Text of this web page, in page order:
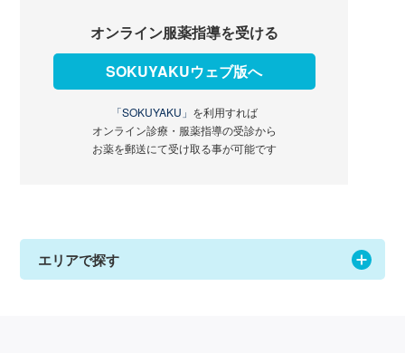
オンライン服薬指導を受ける
SOKUYAKUウェブ版へ
「SOKUYAKU」 を利用すれば
オンライン診療・服薬指導の受診から
お薬を郵送にて受け取る事が可能です
エリアで探す